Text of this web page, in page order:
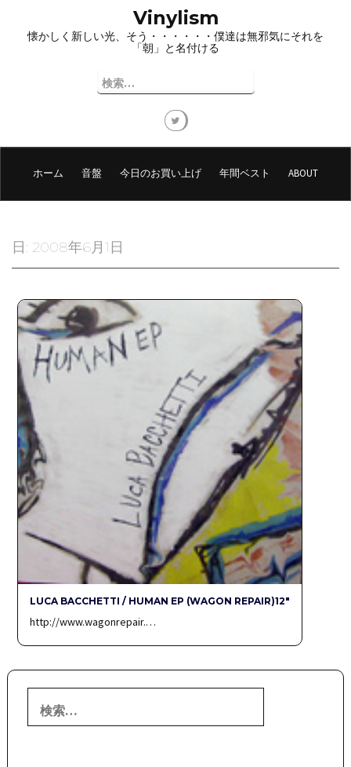
プ
Vinylism
懐かしく新しい光、そう・・・・・・僕達は無邪気にそれを
「朝」と名付ける
検
索:
ホーム 音盤 今日のお買い上げ 年間ベスト ABOUT
日: 2008年6月1日
LUCA BACCHETTI / HUMAN EP (WAGON REPAIR)12″
http://www.wagonrepair.…
索: